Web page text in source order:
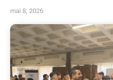
mai 8, 2026